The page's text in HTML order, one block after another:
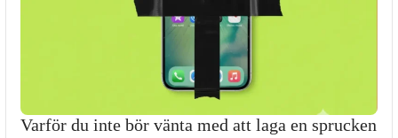
Varför du inte bör vänta med att laga en sprucken